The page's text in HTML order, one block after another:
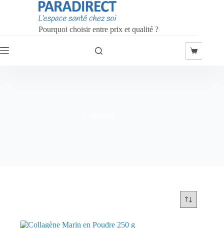
Pourquoi choisir entre prix et qualité ?
Panier